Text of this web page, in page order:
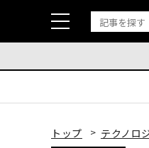
トップ テクノロ